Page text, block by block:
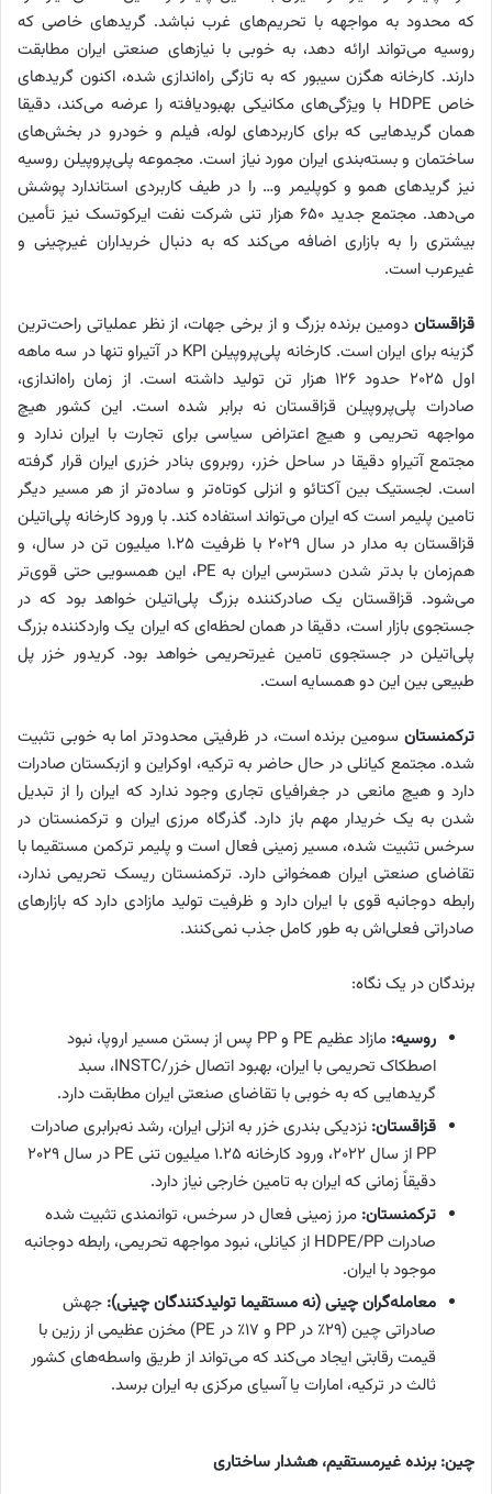
که محدود به مواجهه با تحریم‌های غرب نباشد. گریدهای خاصی که
روسیه می‌تواند ارائه دهد، به خوبی با نیازهای صنعتی ایران مطابقت
دارند. کارخانه هگزن سیبور که به تازگی راه‌اندازی شده، اکنون گریدهای
خاص HDPE با ویژگی‌های مکانیکی بهبودیافته را عرضه می‌کند، دقیقا
همان گریدهایی که برای کاربردهای لوله، فیلم و خودرو در بخش‌های
ساختمان و بسته‌بندی ایران مورد نیاز است. مجموعه پلی‌‌پروپیلن روسیه
نیز گریدهای همو و کوپلیمر و… را در طیف کاربردی استاندارد پوشش
می‌دهد. مجتمع جدید ۶۵۰ هزار تنی شرکت نفت ایرکوتسک نیز تأمین
بیشتری را به بازاری اضافه می‌کند که به دنبال خریداران غیرچینی و
غیرعرب است.
قزاقستان دومین برنده بزرگ و از برخی جهات، از نظر عملیاتی راحت‌ترین
گزینه برای ایران است. کارخانه پلی‌‌پروپیلن KPI در آتیراو تنها در سه ماهه
اول ۲۰۲۵ حدود ۱۲۶ هزار تن تولید داشته است. از زمان راه‌اندازی،
صادرات پلی‌‌پروپیلن قزاقستان نه ‌برابر شده است. این کشور هیچ
مواجهه تحریمی و هیچ اعتراض سیاسی برای تجارت با ایران ندارد و
مجتمع آتیراو دقیقا در ساحل خزر، روبروی بنادر خزری ایران قرار گرفته
است. لجستیک بین آکتائو و انزلی کوتاه‌تر و ساده‌تر از هر مسیر دیگر
تامین پلیمر است که ایران می‌تواند استفاده کند. با ورود کارخانه پلی‌اتیلن
قزاقستان به مدار در سال ۲۰۲۹ با ظرفیت ۱.۲۵ میلیون تن در سال، و
هم‌زمان با بدتر شدن دسترسی ایران به PE، این همسویی حتی قوی‌تر
می‌شود. قزاقستان یک صادرکننده بزرگ پلی‌اتیلن خواهد بود که در
جستجوی بازار است، دقیقا در همان لحظه‌ای که ایران یک واردکننده بزرگ
پلی‌اتیلن در جستجوی تامین غیرتحریمی خواهد بود. کریدور خزر پل
طبیعی بین این دو همسایه است.
ترکمنستان سومین برنده است، در ظرفیتی محدودتر اما به خوبی تثبیت
شده. مجتمع کیانلی در حال حاضر به ترکیه، اوکراین و ازبکستان صادرات
دارد و هیچ مانعی در جغرافیای تجاری وجود ندارد که ایران را از تبدیل
شدن به یک خریدار مهم باز دارد. گذرگاه مرزی ایران و ترکمنستان در
سرخس تثبیت شده، مسیر زمینی فعال است و پلیمر ترکمن مستقیما با
تقاضای صنعتی ایران همخوانی دارد. ترکمنستان ریسک تحریمی ندارد،
رابطه دوجانبه قوی با ایران دارد و ظرفیت تولید مازادی دارد که بازارهای
صادراتی فعلی‌اش به طور کامل جذب نمی‌کنند.
برندگان در یک نگاه:
روسیه:
مازاد عظیم PE و PP پس از بستن مسیر اروپا، نبود
اصطکاک تحریمی با ایران، بهبود اتصال خزر/INSTC، سبد
گریدهایی که به خوبی با تقاضای صنعتی ایران مطابقت دارد.
قزاقستان: نزدیکی بندری خزر به انزلی ایران، رشد نه‌برابری صادرات
PP از سال ۲۰۲۲، ورود کارخانه ۱.۲۵ میلیون تنی PE در سال ۲۰۲۹
دقیقاً زمانی که ایران به تامین خارجی نیاز دارد.
ترکمنستان: مرز زمینی فعال در سرخس، توانمندی تثبیت شده
صادرات HDPE/PP از کیانلی، نبود مواجهه تحریمی، رابطه دوجانبه
موجود با ایران.
معامله‌گران چینی (نه مستقیما تولیدکنندگان چینی): جهش
صادراتی چین (۲۹٪ در PP و ۱۷٪ در PE) مخزن عظیمی از رزین با
قیمت رقابتی ایجاد می‌کند که می‌تواند از طریق واسطه‌های کشور
ثالث در ترکیه، امارات یا آسیای مرکزی به ایران برسد.
چین: برنده غیرمستقیم، هشدار ساختاری